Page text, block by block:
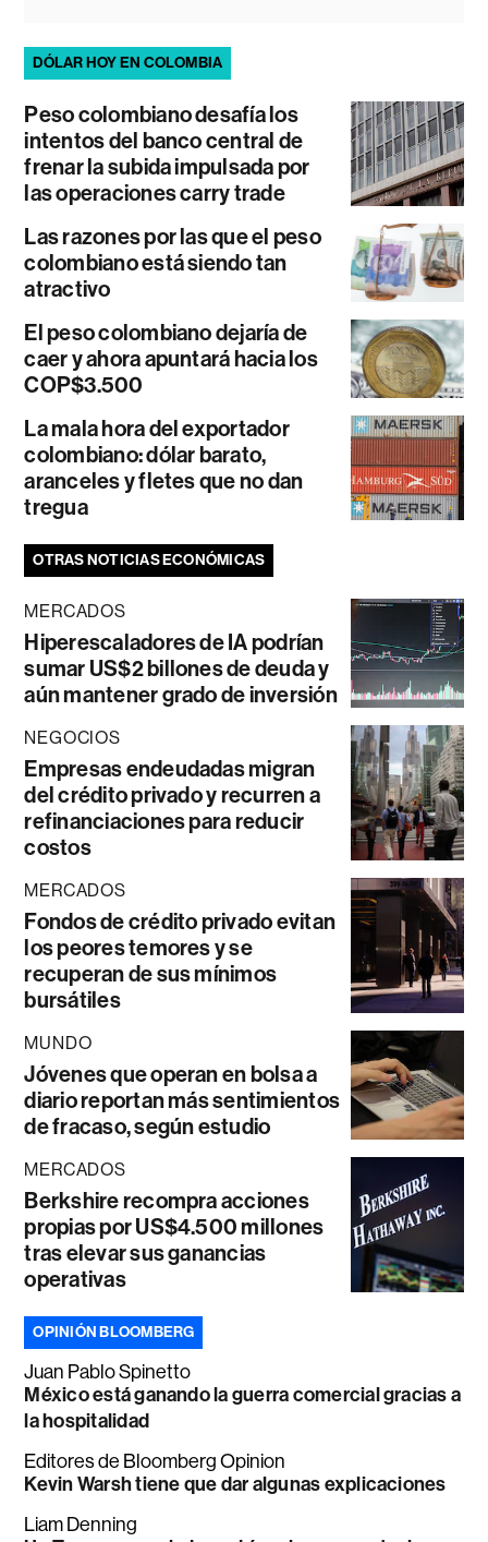
DÓLAR HOY EN COLOMBIA
Peso colombiano desafía los
intentos del banco central de
frenar la subida impulsada por
las operaciones carry trade
Las razones por las que el peso
colombiano está siendo tan
atractivo
El peso colombiano dejaría de
caer y ahora apuntará hacia los
COP$3.500
La mala hora del exportador
colombiano: dólar barato,
aranceles y fletes que no dan
tregua
OTRAS NOTICIAS ECONÓMICAS
MERCADOS
Hiperescaladores de IA podrían
sumar US$2 billones de deuda y
aún mantener grado de inversión
NEGOCIOS
Empresas endeudadas migran
del crédito privado y recurren a
refinanciaciones para reducir
costos
MERCADOS
Fondos de crédito privado evitan
los peores temores y se
recuperan de sus mínimos
bursátiles
MUNDO
Jóvenes que operan en bolsa a
diario reportan más sentimientos
de fracaso, según estudio
MERCADOS
Berkshire recompra acciones
propias por US$4.500 millones
tras elevar sus ganancias
operativas
OPINIÓN BLOOMBERG
Juan Pablo Spinetto
México está ganando la guerra comercial gracias a
la hospitalidad
Editores de Bloomberg Opinion
Kevin Warsh tiene que dar algunas explicaciones
Liam Denning